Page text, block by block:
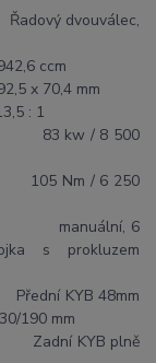
Řadový dvouválec,
ccm
x 70,4 mm
: 1
83 kw / 8 500
105 Nm / 6 250
manuální, 6
s prokluzem
Přední KYB 48mm
190 mm
plně